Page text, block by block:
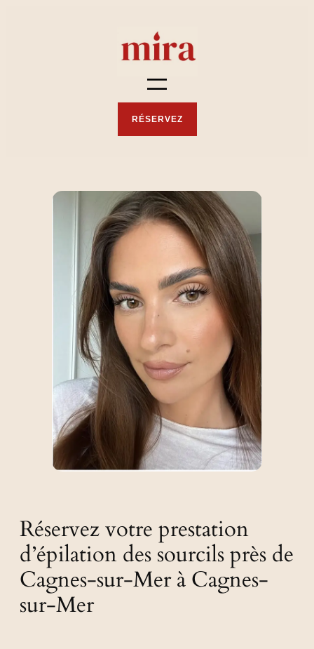
RÉSERVEZ
Réservez votre prestation
d’épilation des sourcils près de
Cagnes-sur-Mer à Cagnes-
sur-Mer